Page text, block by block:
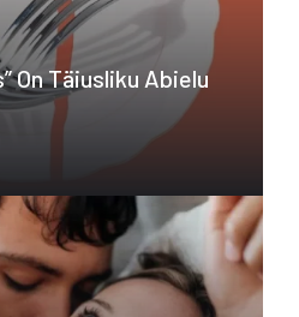
On Täiusliku Abielu